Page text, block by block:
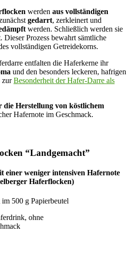
werden aus vollständigen
gedarrt, zerkleinert und
werden. Schließlich werden sie
Prozess bewahrt sämtliche
vollständigen Getreidekorns.
entfalten die Haferkerne ihr
und den besonders leckeren, hafrigen
zurBesonderheit der Hafer-Darre als
die Herstellung von köstlichem
Hafernote im Geschmack.
“Landgemacht”
einer weniger intensiven Hafernote
Haferflocken)
ohne